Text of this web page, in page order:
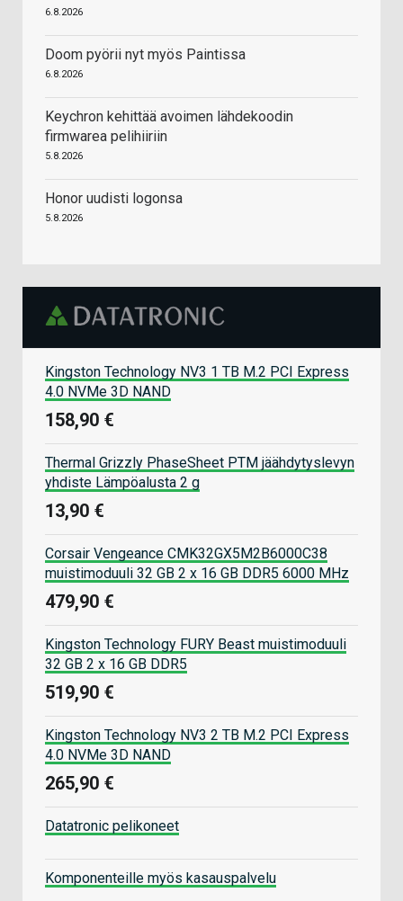
6.8.2026
Doom pyörii nyt myös Paintissa
6.8.2026
Keychron kehittää avoimen lähdekoodin
firmwarea pelihiiriin
5.8.2026
Honor uudisti logonsa
5.8.2026
Kingston Technology NV3 1 TB M.2 PCI Express
4.0 NVMe 3D NAND
158,90 €
Thermal Grizzly PhaseSheet PTM jäähdytyslevyn
yhdiste Lämpöalusta 2 g
13,90 €
Corsair Vengeance CMK32GX5M2B6000C38
muistimoduuli 32 GB 2 x 16 GB DDR5 6000 MHz
479,90 €
Kingston Technology FURY Beast muistimoduuli
32 GB 2 x 16 GB DDR5
519,90 €
Kingston Technology NV3 2 TB M.2 PCI Express
4.0 NVMe 3D NAND
265,90 €
Datatronic pelikoneet
Komponenteille myös kasauspalvelu